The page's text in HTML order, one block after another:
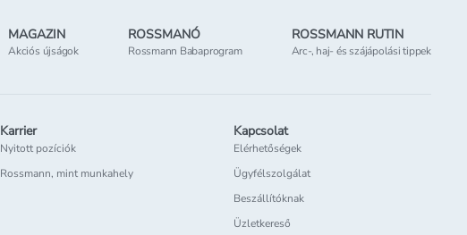
MAGAZIN
Akciós újságok
ROSSMANÓ
Rossmann Babaprogram
ROSSMANN RUTIN
Arc-, haj- és szájápolási tippek
Karrier
Nyitott pozíciók
Rossmann, mint munkahely
Kapcsolat
Elérhetőségek
Ügyfélszolgálat
Beszállítóknak
Üzletkereső